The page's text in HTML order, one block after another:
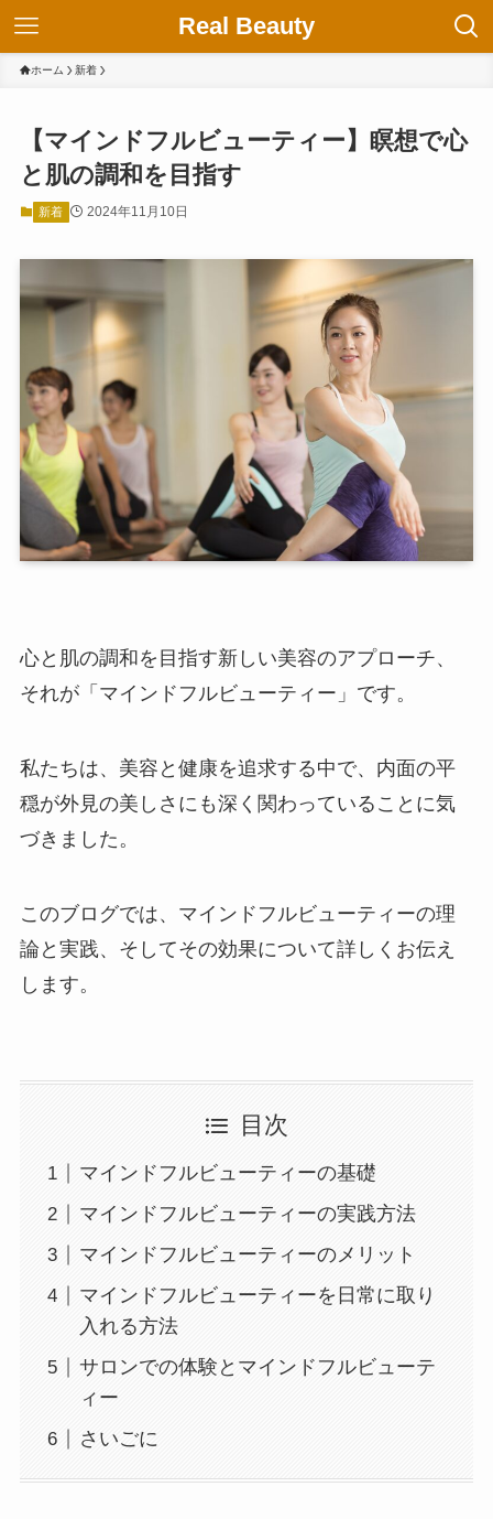
Real Beauty
ホーム 新着
【マインドフルビューティー】瞑想で心
と肌の調和を目指す
新着 2024年11月10日
心と肌の調和を目指す新しい美容のアプローチ、
それが「マインドフルビューティー」です。
私たちは、美容と健康を追求する中で、内面の平
穏が外見の美しさにも深く関わっていることに気
づきました。
このブログでは、マインドフルビューティーの理
論と実践、そしてその効果について詳しくお伝え
します。
目次
マインドフルビューティーの基礎
マインドフルビューティーの実践方法
マインドフルビューティーのメリット
マインドフルビューティーを日常に取り
入れる方法
サロンでの体験とマインドフルビューテ
ィー
さいごに